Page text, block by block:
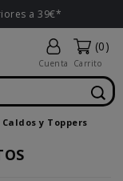
a 39€*
Cuenta
(0)
Carrito
Caldos y Toppers